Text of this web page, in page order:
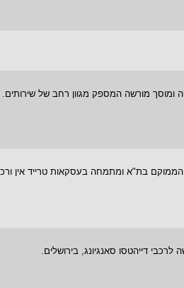
ומוסך מורשה המספק מגוון רחב של שירותים.
בת"א ומתמחה בעסקאות טרייד אין
לרכבי דייהטסו סאנגיונג, בירושלים.